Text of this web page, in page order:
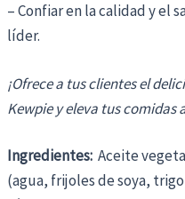
– Confiar en la calidad y el
líder.
¡Ofrece a tus clientes el
Kewpie y eleva tus comidas
Ingredientes: Aceite
(agua, frijoles de soya,